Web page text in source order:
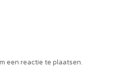
een reactie te plaatsen.